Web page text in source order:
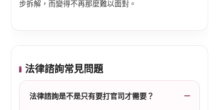
步拆解，而變得不再那麼難以面對。
法律諮詢常見問題
法律諮詢是不是只有要打官司才需要？